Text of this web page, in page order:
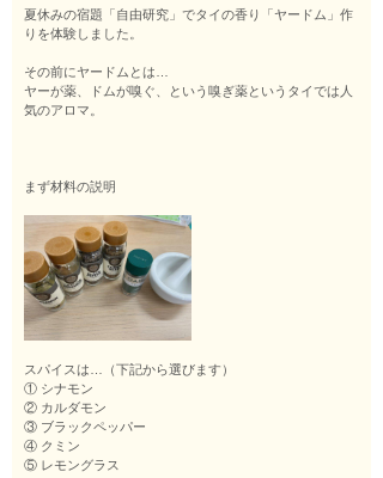
夏休みの宿題「自由研究」でタイの香り「ヤードム」作
りを体験しました。
その前にヤードムとは…
ヤーが薬、ドムが嗅ぐ、という嗅ぎ薬というタイでは人
気のアロマ。
まず材料の説明
スパイスは…（下記から選びます）
① シナモン
② カルダモン
③ ブラックペッパー
④ クミン
⑤ レモングラス